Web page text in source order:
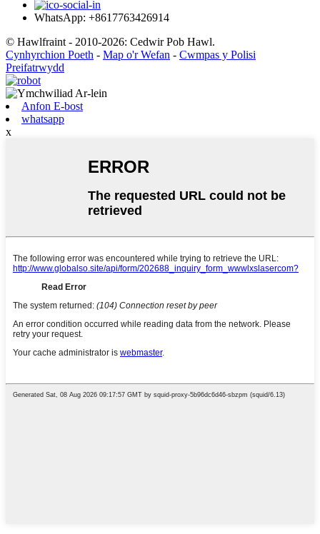
WhatsApp: +8617763426914
© Hawlfraint - 2010-2026: Cedwir Pob Hawl.
Cynhyrchion Poeth - Map o'r Wefan - Cwmpas y Polisi
Preifatrwydd
Anfon E-bost
whatsapp
x